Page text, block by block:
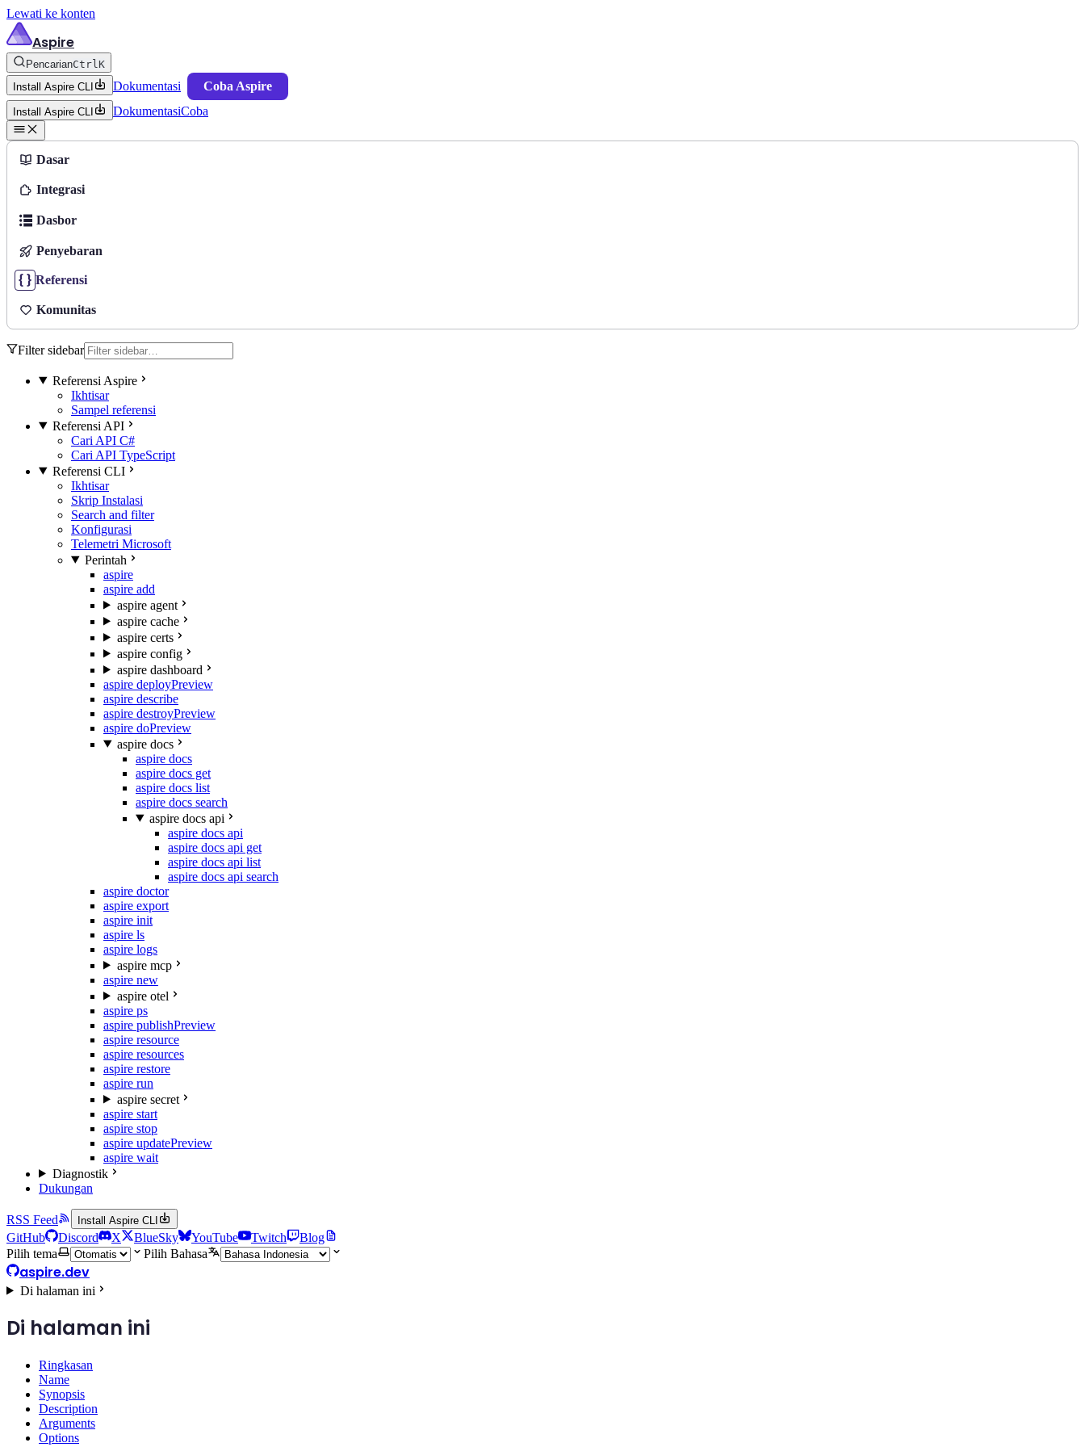
Lewati ke konten
Aspire
PencarianCtrlK
Install Aspire CLI
Dokumentasi Coba Aspire
Install Aspire CLI DokumentasiCoba
Dasar
Integrasi
Dasbor
Penyebaran
Referensi
Komunitas
Filter sidebar
Referensi Aspire
Ikhtisar
Sampel referensi
Referensi API
Cari API C#
Cari API TypeScript
Referensi CLI
Ikhtisar
Skrip Instalasi
Search and filter
Konfigurasi
Telemetri Microsoft
Perintah
aspire
aspire add
aspire agent
aspire cache
aspire certs
aspire config
aspire dashboard
aspire deployPreview
aspire describe
aspire destroyPreview
aspire doPreview
aspire docs
aspire docs
aspire docs get
aspire docs list
aspire docs search
aspire docs api
aspire docs api
aspire docs api get
aspire docs api list
aspire docs api search
aspire doctor
aspire export
aspire init
aspire ls
aspire logs
aspire mcp
aspire new
aspire otel
aspire ps
aspire publishPreview
aspire resource
aspire resources
aspire restore
aspire run
aspire secret
aspire start
aspire stop
aspire updatePreview
aspire wait
Diagnostik
Dukungan
RSS Feed Install Aspire CLI
GitHub Discord X BlueSky YouTube Twitch
Blog
Pilih tema
Pilih Bahasa
aspire.dev
Di halaman ini
Di halaman ini
Ringkasan
Name
Synopsis
Description
Arguments
Options